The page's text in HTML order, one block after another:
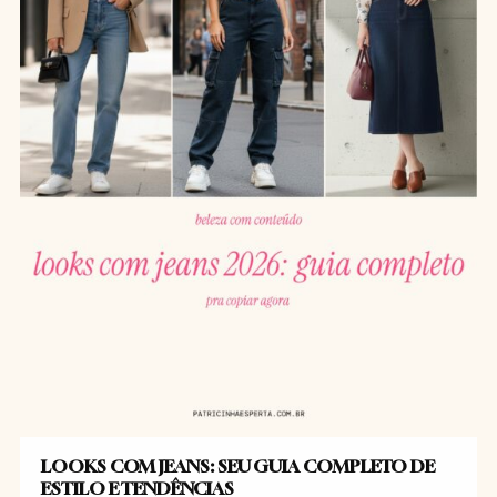
LOOKS COM JEANS: SEU GUIA COMPLETO DE
ESTILO E TENDÊNCIAS